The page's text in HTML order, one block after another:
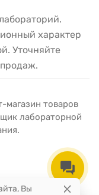
характер
Уточняйте
товаров
лабораторной
Вы